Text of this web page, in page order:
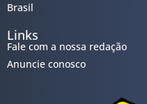
Brasil
Links
Fale com a nossa redação
Anuncie conosco